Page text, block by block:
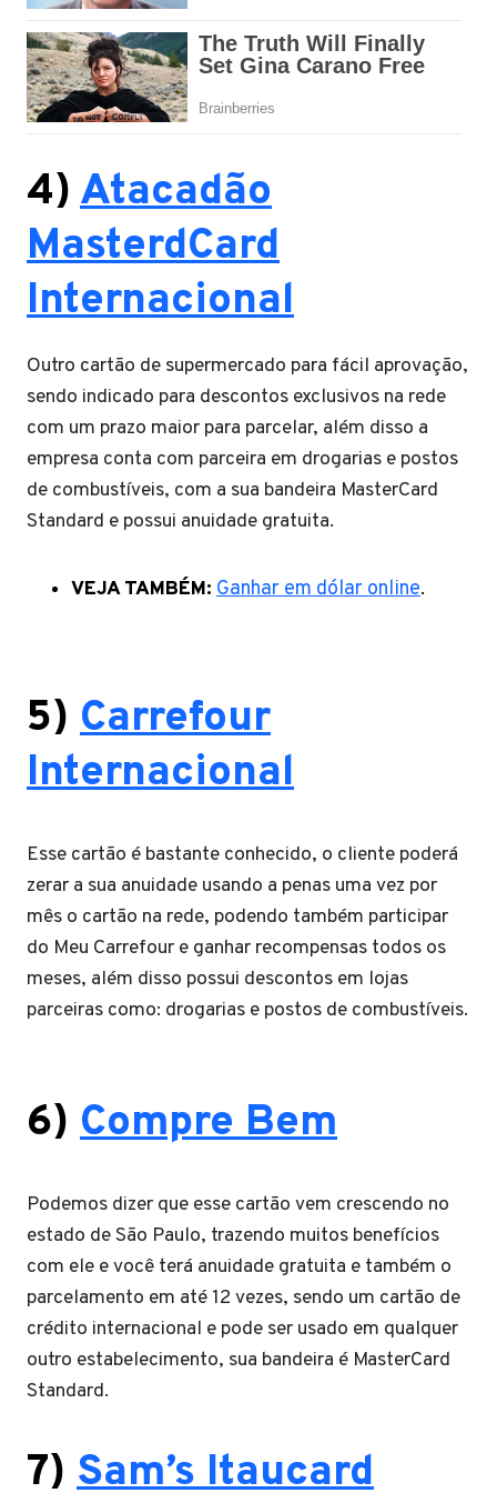
4) Atacadão
MasterdCard
Internacional
Outro cartão de supermercado para fácil aprovação,
sendo indicado para descontos exclusivos na rede
com um prazo maior para parcelar, além disso a
empresa conta com parceira em drogarias e postos
de combustíveis, com a sua bandeira MasterCard
Standard e possui anuidade gratuita.
VEJA TAMBÉM: Ganhar em dólar online.
5) Carrefour
Internacional
Esse cartão é bastante conhecido, o cliente poderá
zerar a sua anuidade usando a penas uma vez por
mês o cartão na rede, podendo também participar
do Meu Carrefour e ganhar recompensas todos os
meses, além disso possui descontos em lojas
parceiras como: drogarias e postos de combustíveis.
6) Compre Bem
Podemos dizer que esse cartão vem crescendo no
estado de São Paulo, trazendo muitos benefícios
com ele e você terá anuidade gratuita e também o
parcelamento em até 12 vezes, sendo um cartão de
crédito internacional e pode ser usado em qualquer
outro estabelecimento, sua bandeira é MasterCard
Standard.
7) Sam’s Itaucard